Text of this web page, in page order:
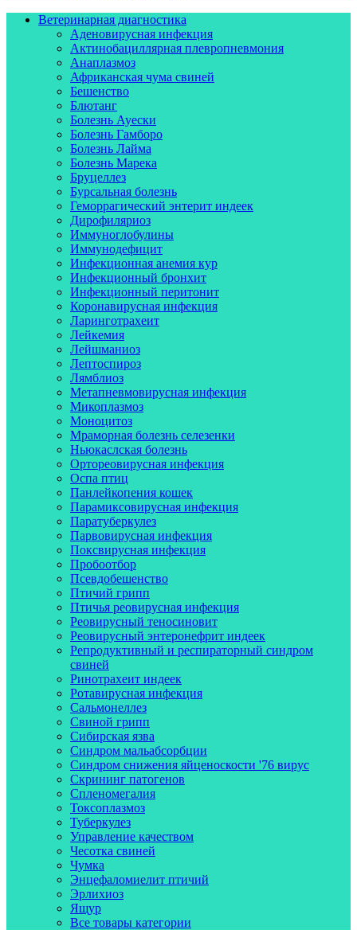
Ветеринарная диагностика
Аденовирусная инфекция
Актинобациллярная плевропневмония
Анаплазмоз
Африканская чума свиней
Бешенство
Блютанг
Болезнь Ауески
Болезнь Гамборо
Болезнь Лайма
Болезнь Марека
Бруцеллез
Бурсальная болезнь
Геморрагический энтерит индеек
Дирофиляриоз
Иммуноглобулины
Иммунодефицит
Инфекционная анемия кур
Инфекционный бронхит
Инфекционный перитонит
Коронавирусная инфекция
Ларинготрахеит
Лейкемия
Лейшманиоз
Лептоспироз
Лямблиоз
Метапневмовирусная инфекция
Микоплазмоз
Моноцитоз
Мраморная болезнь селезенки
Ньюкаслская болезнь
Ортореовирусная инфекция
Оспа птиц
Панлейкопения кошек
Парамиксовирусная инфекция
Паратуберкулез
Парвовирусная инфекция
Поксвирусная инфекция
Пробоотбор
Псевдобешенство
Птичий грипп
Птичья реовирусная инфекция
Реовирусный теносиновит
Реовирусный энтеронефрит индеек
Репродуктивный и респираторный синдром
свиней
Ринотрахеит индеек
Ротавирусная инфекция
Сальмонеллез
Свиной грипп
Сибирская язва
Синдром мальабсорбции
Синдром снижения яйценоскости '76 вирус
Скрининг патогенов
Спленомегалия
Токсоплазмоз
Туберкулез
Управление качеством
Чесотка свиней
Чумка
Энцефаломиелит птичий
Эрлихиоз
Ящур
Все товары категории